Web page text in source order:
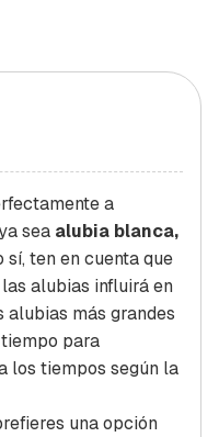
a
sea alubia blanca,
sí, ten en cuenta que
alubias influirá en
más grandes
para
los tiempos según la
una opción